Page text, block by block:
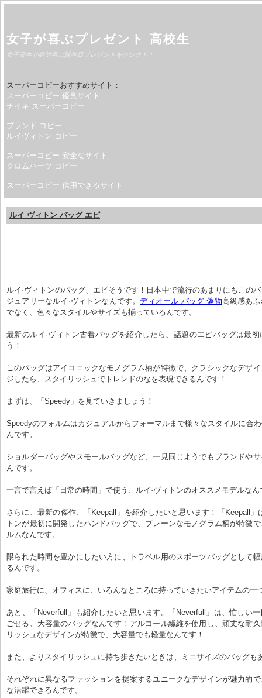
女子が喜ぶプレゼント 高校生
女子高生が絶対喜ぶ誕生日プレゼントをセレクト！
スーパーコピーおすすめサイト：
スーパーコピー 優良サイト
ナイキ スーパーコピー
ブランド コピー
ルイヴィトン コピー
スーパーコピー 安全なサイト
クロムハーツ コピー
スーパーコピー 信用できるサイト
ルイ ヴィトン バッグ エピ
ルイ·ヴィトンのバッグ、エピそうです！日本中で流行のあまりにもこの
ジュアリーなルイ·ヴィトンなんです。ディオール バッグ 偽物高級感あ
でなく、色々なスタイルやサイズも揃っているんです。
最新のルイ·ヴィトン古着バッグを紹介したら、話題のエピバッグは最
う！
このバッグはアイコニックなモノグラム柄が特徴で、クラシックなデザ
ジしたら、スタイリッシュでトレンドのなを表現できるんです！
まずは、「Speedy」を見ていきましょう！
Speedyのフォルムはカジュアルからフォーマルまで様々なスタイルに合
んです。
ショルダーバッグやスモールバッグなど、一見同じようでもブランドや
んです。
一言で言えば「日常の時間」で使う、ルイ·ヴィトンのオススメモデルなん
さらに、最新の傑作、「Keepall」を紹介したいと思います！「Keepall」
トンが最初に開発したハンドバッグで、プレーンなモノグラム柄が特徴
ルムなんです。
限られた時間を豊かにしたい方に、トラベル用のスポーツバッグとして
るんです。
家庭旅行に、オフィスに、いろんなところに持っていきたいアイテムの一
あと、「Neverfull」も紹介したいと思います。「Neverfull」は、忙しい
ごせる、大容量のバッグなんです！アルコール繊維を使用し、頑丈な耐
リッシュなデザインが特徴で、大容量でも軽量なんです！
また、よりスタイリッシュに持ち歩きたいときは、ミニサイズのバッグも
それぞれに異なるファッションを提案するユニークなデザインが魅力的
な活躍できるんです。